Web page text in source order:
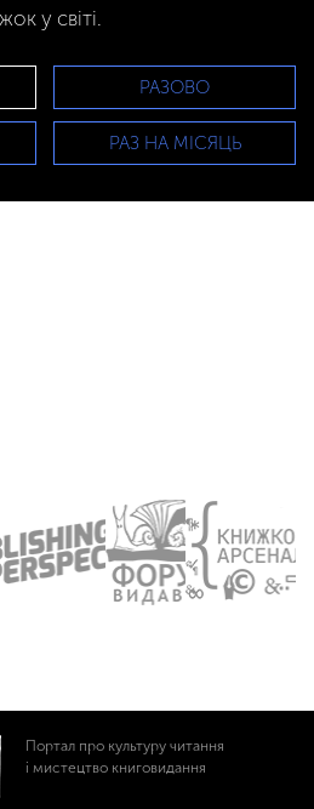
у світі.
РАЗОВО
РАЗ НА МІСЯЦЬ
Портал про культуру читання
і мистецтво книговидання